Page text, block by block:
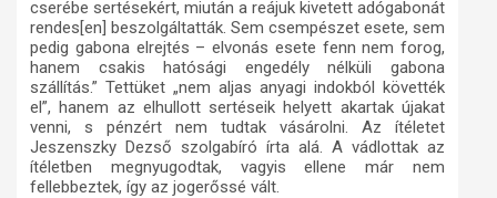
cserébe sertésekért, miután a reájuk kivetett adógabonát
rendes[en] beszolgáltatták. Sem csempészet esete, sem
pedig gabona elrejtés – elvonás esete fenn nem forog,
hanem csakis hatósági engedély nélküli gabona
szállítás.” Tettüket „nem aljas anyagi indokból követték
el”, hanem az elhullott sertéseik helyett akartak újakat
venni, s pénzért nem tudtak vásárolni. Az ítéletet
Jeszenszky Dezső szolgabíró írta alá. A vádlottak az
ítéletben megnyugodtak, vagyis ellene már nem
fellebbeztek, így az jogerőssé vált.